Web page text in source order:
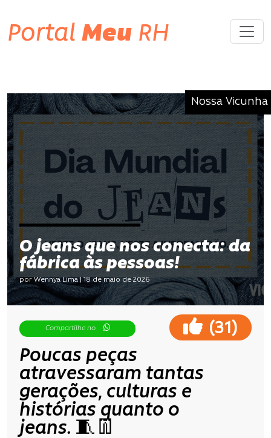
Portal Meu RH
Nossa Vicunha
O jeans que nos conecta: da
fábrica às pessoas!
por Wennya Lima | 18 de maio de 2026
Compartilhe no (31)
Poucas peças
atravessaram tantas
gerações, culturas e
histórias quanto o
jeans. 🧵👖